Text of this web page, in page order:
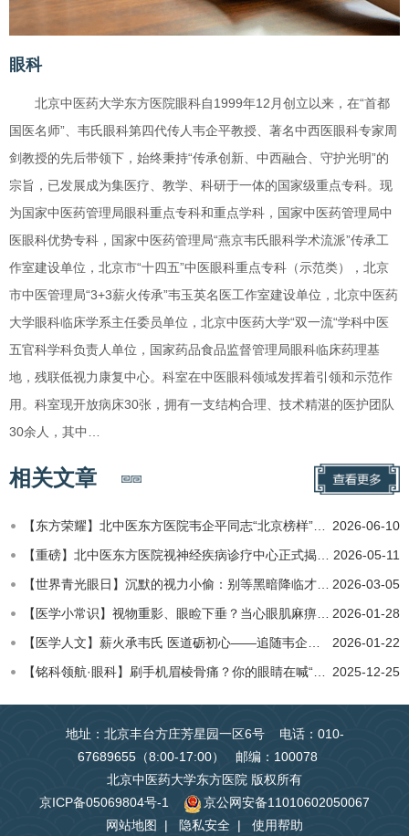
眼科
北京中医药大学东方医院眼科自1999年12月创立以来，在“首都
国医名师”、韦氏眼科第四代传人韦企平教授、著名中西医眼科专家周
剑教授的先后带领下，始终秉持“传承创新、中西融合、守护光明”的
宗旨，已发展成为集医疗、教学、科研于一体的国家级重点专科。现
为国家中医药管理局眼科重点专科和重点学科，国家中医药管理局中
医眼科优势专科，国家中医药管理局“燕京韦氏眼科学术流派”传承工
作室建设单位，北京市“十四五”中医眼科重点专科（示范类），北京
市中医管理局“3+3薪火传承”韦玉英名医工作室建设单位，北京中医药
大学眼科临床学系主任委员单位，北京中医药大学“双一流“学科中医
五官科学科负责人单位，国家药品食品监督管理局眼科临床药理基
地，残联低视力康复中心。科室在中医眼科领域发挥着引领和示范作
用。科室现开放病床30张，拥有一支结构合理、技术精湛的医护团队
30余人，其中…
相关文章
2026-06-10
【东方荣耀】北中医东方医院韦企平同志“北京榜样”先进事迹：传承岐黄坚守医者初心 勤勉笃行敬业奉献光明
2026-05-11
【重磅】北中医东方医院视神经疾病诊疗中心正式揭牌成立：中西传承荟萃，点亮希望之光
2026-03-05
​【世界青光眼日】沉默的视力小偷：别等黑暗降临才后悔
2026-01-28
​【医学小常识】视物重影、眼睑下垂？当心眼肌麻痹找上门！
2026-01-22
​【医学人文】薪火承韦氏 医道砺初心——追随韦企平教授研习中医眼科心得
2025-12-25
【铭科领航·眼科】刷手机眉棱骨痛？你的眼睛在喊“救命”！
地址：北京丰台方庄芳星园一区6号 电话：010-
67689655（8:00-17:00） 邮编：100078
北京中医药大学东方医院 版权所有
京ICP备05069804号-1
京公网安备11010602050067
网站地图
| 隐私安全 | 使用帮助